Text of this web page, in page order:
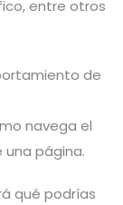
entre otros
de
navega el
una página.
qué podrías